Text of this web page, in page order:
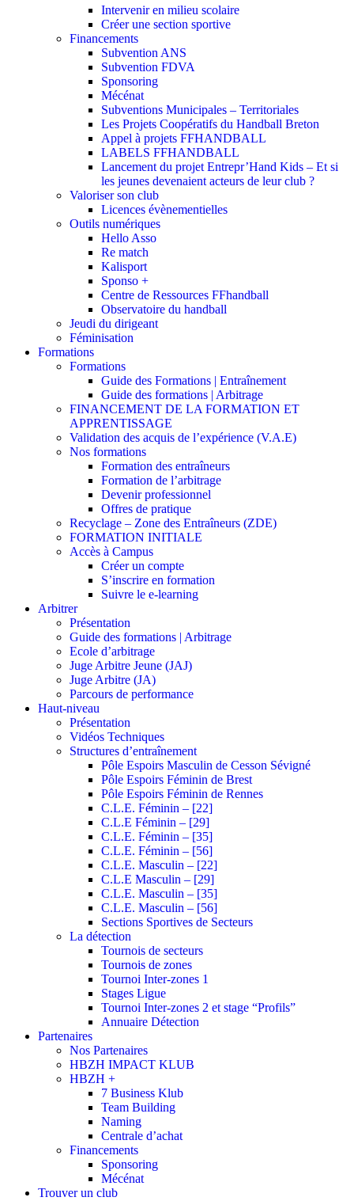
Intervenir en milieu scolaire
Créer une section sportive
Financements
Subvention ANS
Subvention FDVA
Sponsoring
Mécénat
Subventions Municipales – Territoriales
Les Projets Coopératifs du Handball Breton
Appel à projets FFHANDBALL
LABELS FFHANDBALL
Lancement du projet Entrepr’Hand Kids – Et si
les jeunes devenaient acteurs de leur club ?
Valoriser son club
Licences évènementielles
Outils numériques
Hello Asso
Re match
Kalisport
Sponso +
Centre de Ressources FFhandball
Observatoire du handball
Jeudi du dirigeant
Féminisation
Formations
Formations
Guide des Formations | Entraînement
Guide des formations | Arbitrage
FINANCEMENT DE LA FORMATION ET
APPRENTISSAGE
Validation des acquis de l’expérience (V.A.E)
Nos formations
Formation des entraîneurs
Formation de l’arbitrage
Devenir professionnel
Offres de pratique
Recyclage – Zone des Entraîneurs (ZDE)
FORMATION INITIALE
Accès à Campus
Créer un compte
S’inscrire en formation
Suivre le e-learning
Arbitrer
Présentation
Guide des formations | Arbitrage
Ecole d’arbitrage
Juge Arbitre Jeune (JAJ)
Juge Arbitre (JA)
Parcours de performance
Haut-niveau
Présentation
Vidéos Techniques
Structures d’entraînement
Pôle Espoirs Masculin de Cesson Sévigné
Pôle Espoirs Féminin de Brest
Pôle Espoirs Féminin de Rennes
C.L.E. Féminin – [22]
C.L.E Féminin – [29]
C.L.E. Féminin – [35]
C.L.E. Féminin – [56]
C.L.E. Masculin – [22]
C.L.E Masculin – [29]
C.L.E. Masculin – [35]
C.L.E. Masculin – [56]
Sections Sportives de Secteurs
La détection
Tournois de secteurs
Tournois de zones
Tournoi Inter-zones 1
Stages Ligue
Tournoi Inter-zones 2 et stage “Profils”
Annuaire Détection
Partenaires
Nos Partenaires
HBZH IMPACT KLUB
HBZH +
7 Business Klub
Team Building
Naming
Centrale d’achat
Financements
Sponsoring
Mécénat
Trouver un club